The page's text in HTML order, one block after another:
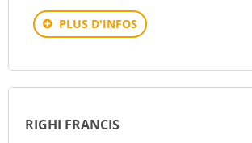
PLUS D'INFOS
RIGHI FRANCIS